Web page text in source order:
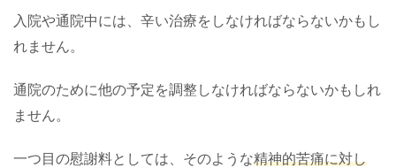
入院や通院中には、辛い治療をしなければならないかもし
れません。
通院のために他の予定を調整しなければならないかもしれ
ません。
一つ目の慰謝料としては、そのような精神的苦痛に対し